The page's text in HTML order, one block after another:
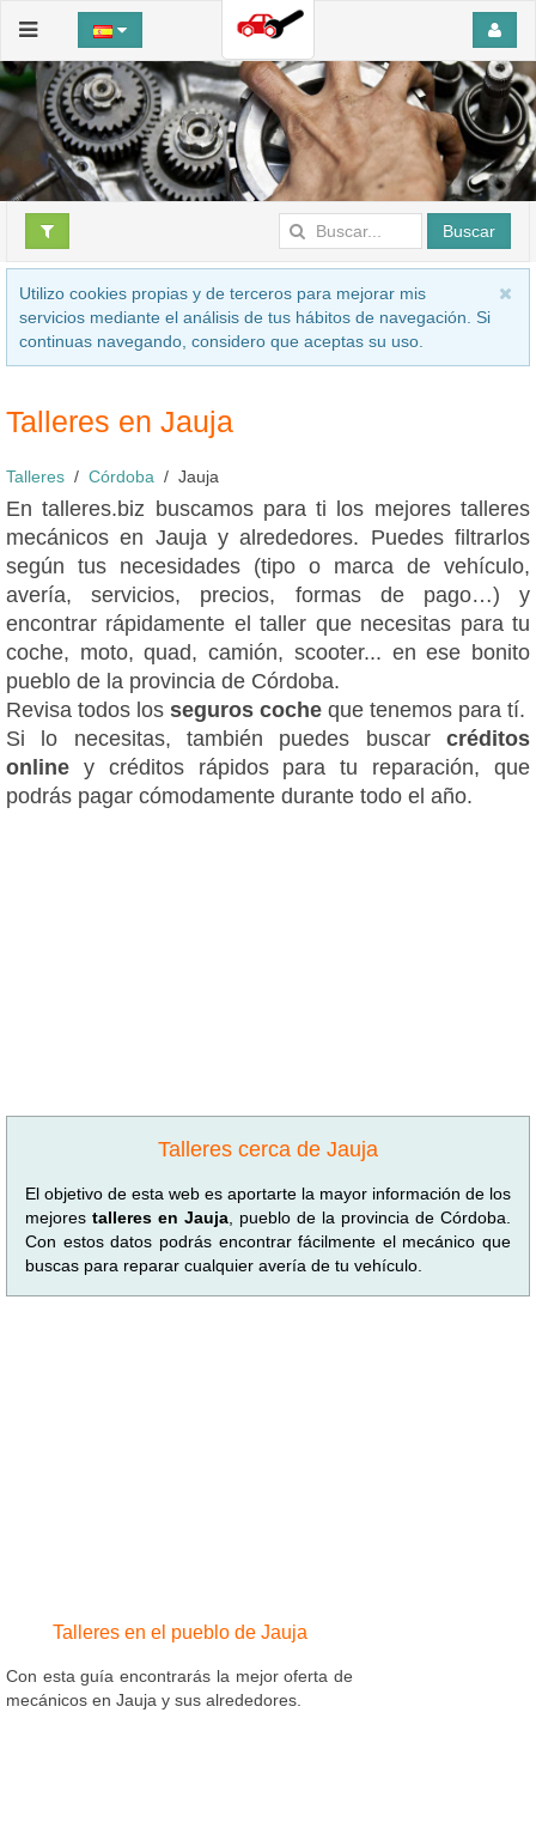
Buscar
Utilizo cookies propias y de terceros para mejorar mis
servicios mediante el análisis de tus hábitos de navegación. Si
continuas navegando, considero que aceptas su uso.
Talleres en Jauja
Talleres Córdoba Jauja
En talleres.biz buscamos para ti los mejores talleres
mecánicos en Jauja y alrededores. Puedes filtrarlos
según tus necesidades (tipo o marca de vehículo,
avería, servicios, precios, formas de pago…) y
encontrar rápidamente el taller que necesitas para tu
coche, moto, quad, camión, scooter... en ese bonito
pueblo de la provincia de Córdoba.
Revisa todos los seguros coche que tenemos para tí.
Si lo necesitas, también puedes buscar créditos
online y créditos rápidos para tu reparación, que
podrás pagar cómodamente durante todo el año.
Talleres cerca de Jauja
El objetivo de esta web es aportarte la mayor información de los
mejores talleres en Jauja , pueblo de la provincia de Córdoba.
Con estos datos podrás encontrar fácilmente el mecánico que
buscas para reparar cualquier avería de tu vehículo.
Talleres en el pueblo de Jauja
Con esta guía encontrarás la mejor oferta de
mecánicos en Jauja y sus alrededores.